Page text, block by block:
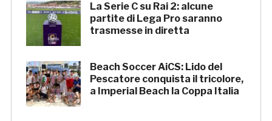
La Serie C su Rai 2: alcune
partite di Lega Pro saranno
trasmesse in diretta
Beach Soccer AiCS: Lido del
Pescatore conquista il tricolore,
a Imperial Beach la Coppa Italia